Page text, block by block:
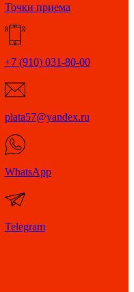
Точки приема
+7 (910) 031-80-00
plata57@yandex.ru
WhatsApp
Telegram